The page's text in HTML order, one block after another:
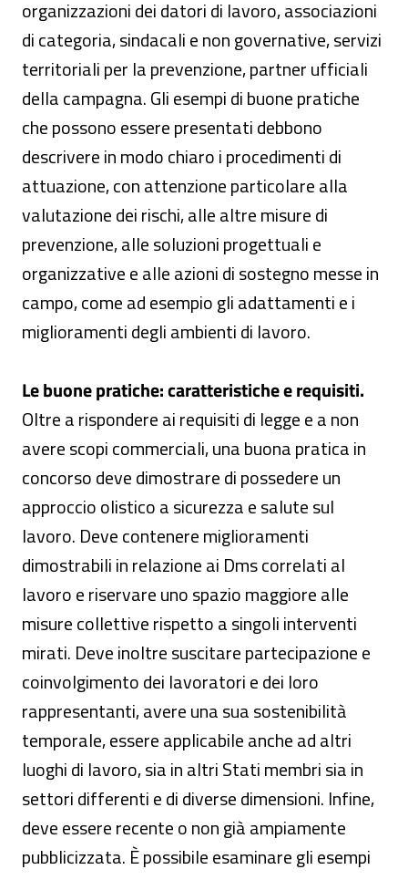
organizzazioni dei datori di lavoro, associazioni
di categoria, sindacali e non governative, servizi
territoriali per la prevenzione, partner ufficiali
della campagna. Gli esempi di buone pratiche
che possono essere presentati debbono
descrivere in modo chiaro i procedimenti di
attuazione, con attenzione particolare alla
valutazione dei rischi, alle altre misure di
prevenzione, alle soluzioni progettuali e
organizzative e alle azioni di sostegno messe in
campo, come ad esempio gli adattamenti e i
miglioramenti degli ambienti di lavoro.
Le buone pratiche: caratteristiche e requisiti.
Oltre a rispondere ai requisiti di legge e a non
avere scopi commerciali, una buona pratica in
concorso deve dimostrare di possedere un
approccio olistico a sicurezza e salute sul
lavoro. Deve contenere miglioramenti
dimostrabili in relazione ai Dms correlati al
lavoro e riservare uno spazio maggiore alle
misure collettive rispetto a singoli interventi
mirati. Deve inoltre suscitare partecipazione e
coinvolgimento dei lavoratori e dei loro
rappresentanti, avere una sua sostenibilità
temporale, essere applicabile anche ad altri
luoghi di lavoro, sia in altri Stati membri sia in
settori differenti e di diverse dimensioni. Infine,
deve essere recente o non già ampiamente
pubblicizzata. È possibile esaminare gli esempi